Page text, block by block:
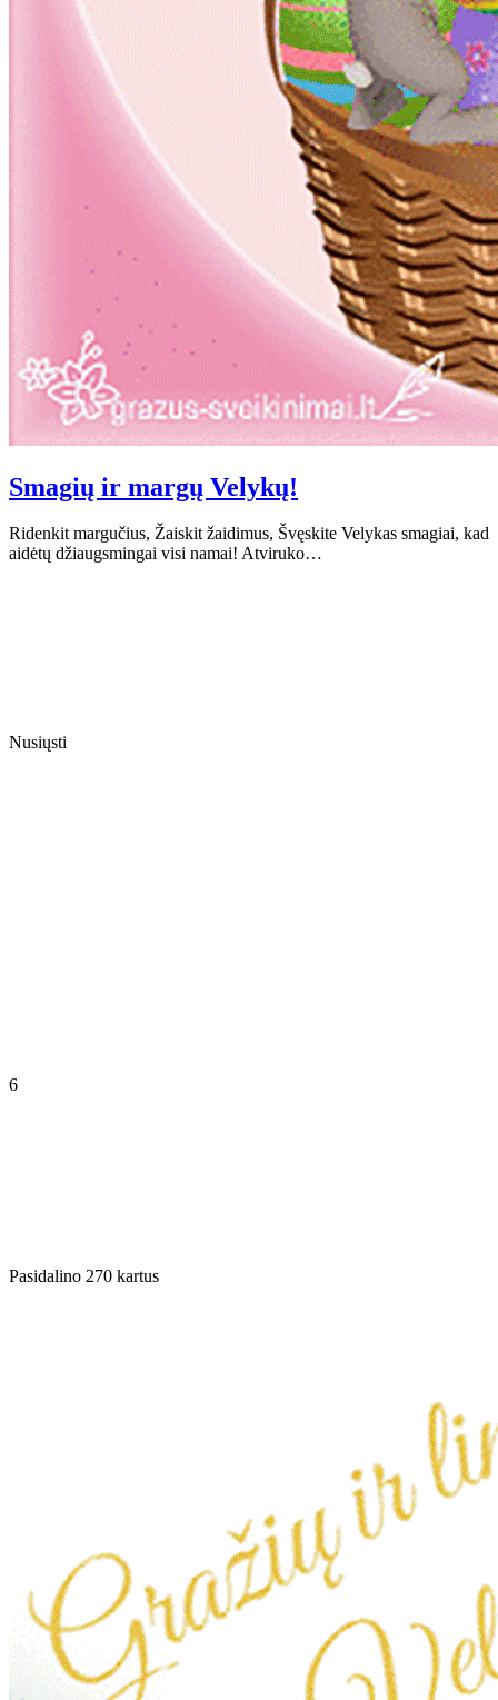
Smagių ir margų Velykų!
Ridenkit margučius, Žaiskit žaidimus, Švęskite Velykas smagiai, kad
aidėtų džiaugsmingai visi namai! Atviruko…
Nusiųsti
6
Pasidalino 270 kartus